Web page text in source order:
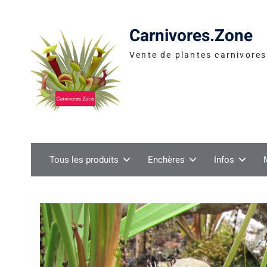
Carnivores.Zone
Vente de plantes
Tous les produits Enchères Infos